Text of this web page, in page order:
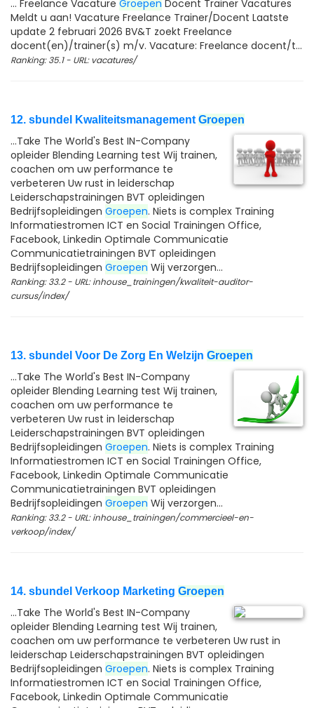
... Freelance Vacature Groepen Docent Trainer Vacatures
Meldt u aan! Vacature Freelance Trainer/Docent Laatste
update 2 februari 2026 BV&T zoekt Freelance
docent(en)/trainer(s) m/v. Vacature: Freelance docent/t...
Ranking: 35.1 - URL: vacatures/
12. sbundel Kwaliteitsmanagement Groepen
...Take The World's Best IN-Company
opleider Blending Learning test Wij trainen,
coachen om uw performance te
verbeteren Uw rust in leiderschap
Leiderschapstrainingen BVT opleidingen
Bedrijfsopleidingen Groepen. Niets is complex Training
Informatiestromen ICT en Social Trainingen Office,
Facebook, Linkedin Optimale Communicatie
Communicatietrainingen BVT opleidingen
Bedrijfsopleidingen Groepen Wij verzorgen...
Ranking: 33.2 - URL: inhouse_trainingen/kwaliteit-auditor-
cursus/index/
13. sbundel Voor De Zorg En Welzijn Groepen
...Take The World's Best IN-Company
opleider Blending Learning test Wij trainen,
coachen om uw performance te
verbeteren Uw rust in leiderschap
Leiderschapstrainingen BVT opleidingen
Bedrijfsopleidingen Groepen. Niets is complex Training
Informatiestromen ICT en Social Trainingen Office,
Facebook, Linkedin Optimale Communicatie
Communicatietrainingen BVT opleidingen
Bedrijfsopleidingen Groepen Wij verzorgen...
Ranking: 33.2 - URL: inhouse_trainingen/commercieel-en-
verkoop/index/
14. sbundel Verkoop Marketing Groepen
...Take The World's Best IN-Company
opleider Blending Learning test Wij trainen,
coachen om uw performance te verbeteren Uw rust in
leiderschap Leiderschapstrainingen BVT opleidingen
Bedrijfsopleidingen Groepen. Niets is complex Training
Informatiestromen ICT en Social Trainingen Office,
Facebook, Linkedin Optimale Communicatie